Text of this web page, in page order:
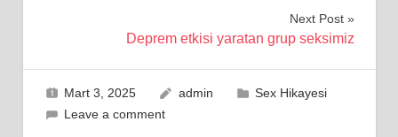
Next Post
Deprem etkisi yaratan grup seksimiz
Mart 3, 2025 admin
Sex Hikayesi
Leave a comment